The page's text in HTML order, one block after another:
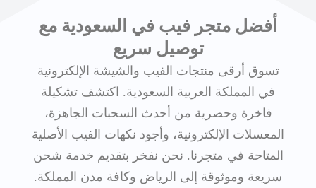
أفضل متجر فيب في السعودية مع
توصيل سريع
تسوق أرقى منتجات الفيب والشيشة الإلكترونية
في المملكة العربية السعودية. اكتشف تشكيلة
فاخرة وحصرية من أحدث السحبات الجاهزة،
المعسلات الإلكترونية، وأجود نكهات الفيب الأصلية
المتاحة في متجرنا. نحن نفخر بتقديم خدمة شحن
سريعة وموثوقة إلى الرياض وكافة مدن المملكة.